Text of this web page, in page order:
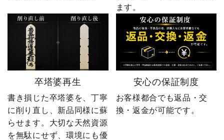
ます。
卒塔婆再生
書き損じた卒塔婆を、丁寧
に削り直し、新品同様に蘇
らせます。大切な天然資源
を無駄にせず、環境にも優
安心の保証制度
お客様都合でも返品・交
換・返金が可能です。